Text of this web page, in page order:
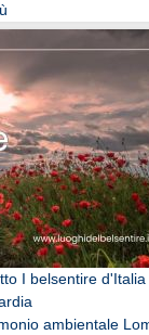
I belsentire d'Italia
ambientale